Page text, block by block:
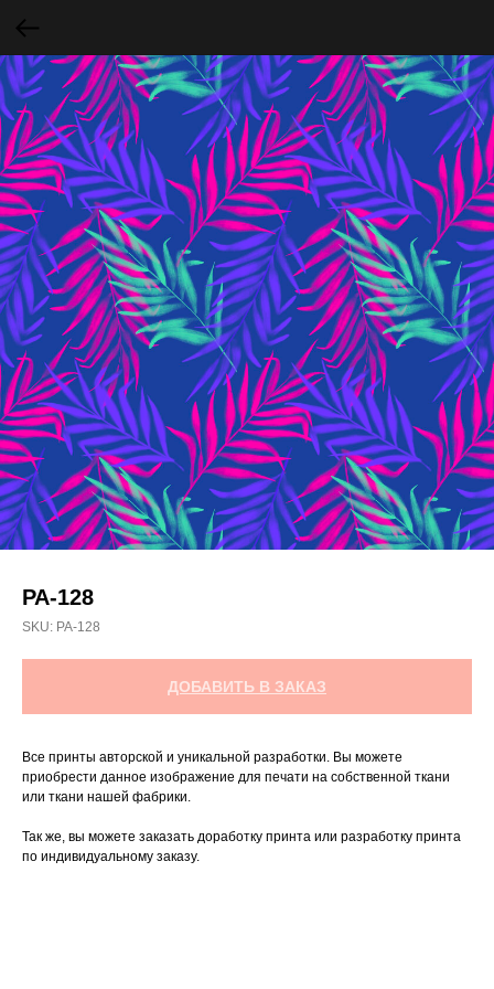
РА-128
SKU: РА-128
ДОБАВИТЬ В ЗАКАЗ
Все принты авторской и уникальной разработки. Вы можете
приобрести данное изображение для печати на собственной ткани
или ткани нашей фабрики.
Так же, вы можете заказать доработку принта или разработку принта
по индивидуальному заказу.